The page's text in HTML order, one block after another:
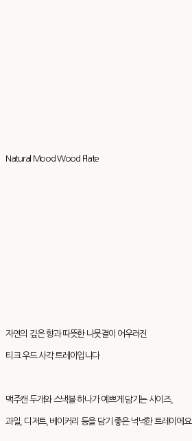
Natural Mood Wood Plate
자연의 깊은 향과 따뜻한 나뭇결이 어우러진
티크 우드 사각 트레이입니다
맥주캔 두개와 스낵볼 하나가 예쁘게 담기는 사이즈,
과일, 디저트, 베이커리 등을 담기 좋은 넉넉한 트레이에요